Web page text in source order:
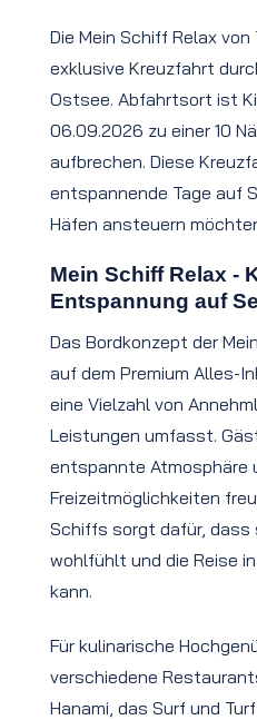
Die Mein Schiff Relax
exklusive Kreuzfahrt
Ostsee. Abfahrtsort ist
06.09.2026 zu einer 10
aufbrechen. Diese
entspannende Tage auf
Häfen ansteuern
Mein Schiff Relax -
Entspannung auf
Das Bordkonzept der
auf dem Premium Alles-
eine Vielzahl von
Leistungen umfasst.
entspannte Atmosphäre
Freizeitmöglichkeiten
Schiffs sorgt dafür, dass
wohlfühlt und die Reise
kann.
Für kulinarische
verschiedene
Hanami, das Surf und